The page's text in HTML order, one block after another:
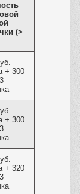
(>
+ 300
+ 300
+ 320